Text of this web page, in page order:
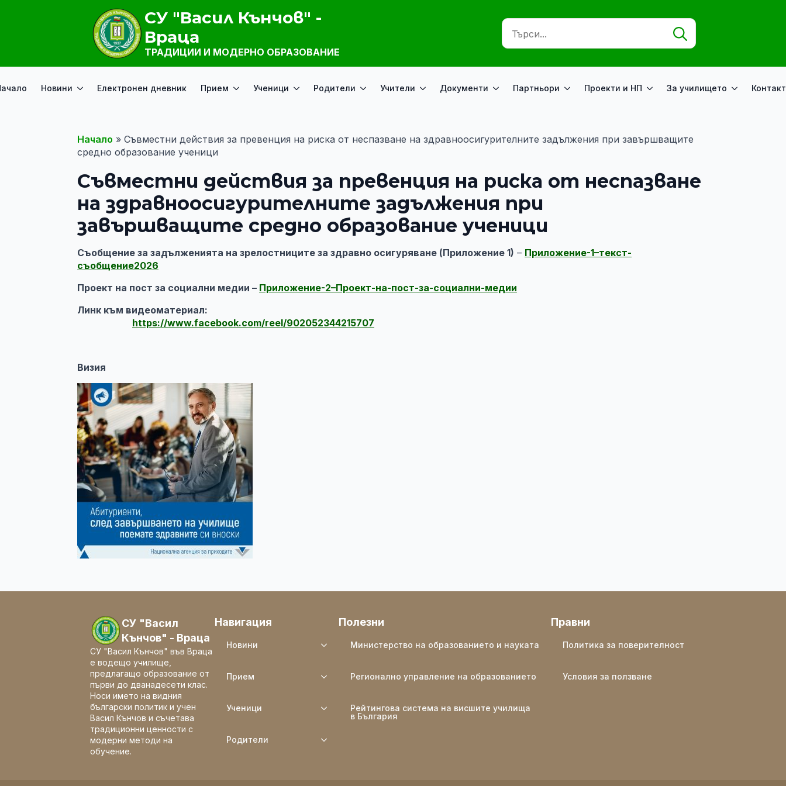
СУ "Васил Кънчов" -
Враца
ТРАДИЦИИ И МОДЕРНО ОБРАЗОВАНИЕ
Search
Новини Електронен дневник Прием Ученици Родители Учители Документи Партньори Проекти и НП За училището
Начало » Съвместни действия за превенция на риска от неспазване на здравноосигурителните задължения при завършващите
средно образование ученици
Съвместни действия за превенция на риска от неспазване
на здравноосигурителните задължения при
завършващите средно образование ученици
Съобщение за задълженията на зрелостниците за здравно осигуряване (Приложение 1) – Приложение-1–текст-
съобщение2026
Проект на пост за социални медии – Приложение-2–Проект-на-пост-за-социални-медии
Линк към видеоматериал:
https://www.facebook.com/reel/902052344215707
Визия
СУ "Васил
Кънчов" - Враца
СУ "Васил Кънчов" във Враца
е водещо училище,
предлагащо образование от
първи до дванадесети клас.
Носи името на видния
български политик и учен
Васил Кънчов и съчетава
традиционни ценности с
модерни методи на
обучение.
Навигация
Новини
Прием
Ученици
Родители
Полезни
Министерство на образованието и науката
Регионално управление на образованието
Рейтингова система на висшите училища
в България
Правни
Политика за поверителност
Условия за ползване